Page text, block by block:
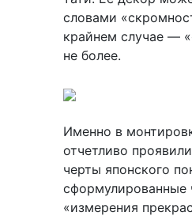
словами
крайнем случае —
не более.
Именно в
отчетливо
черты японского
«измерения